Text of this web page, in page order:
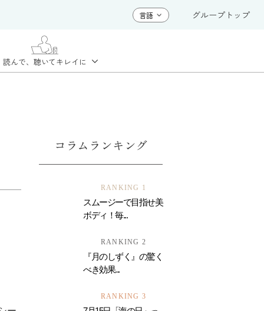
グループトップ
読んで、聴いてキレイに
コラムランキング
RANKING 1
スムージーで目指せ美
ボディ！毎...
RANKING 2
『月のしずく』の驚く
べき効果...
RANKING 3